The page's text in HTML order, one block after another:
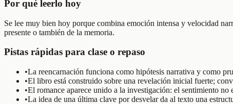
Por qué leerlo hoy
Se lee muy bien hoy porque combina emoción intensa y velocidad
presente o también de la memoria.
Pistas rápidas para clase o repaso
•La reencarnación funciona como hipótesis narrativa y como
•El libro está construido sobre una revelación inicial fuerte;
•El romance aparece unido a la investigación: el sentimiento
•La idea de una última clave por desvelar da al texto una